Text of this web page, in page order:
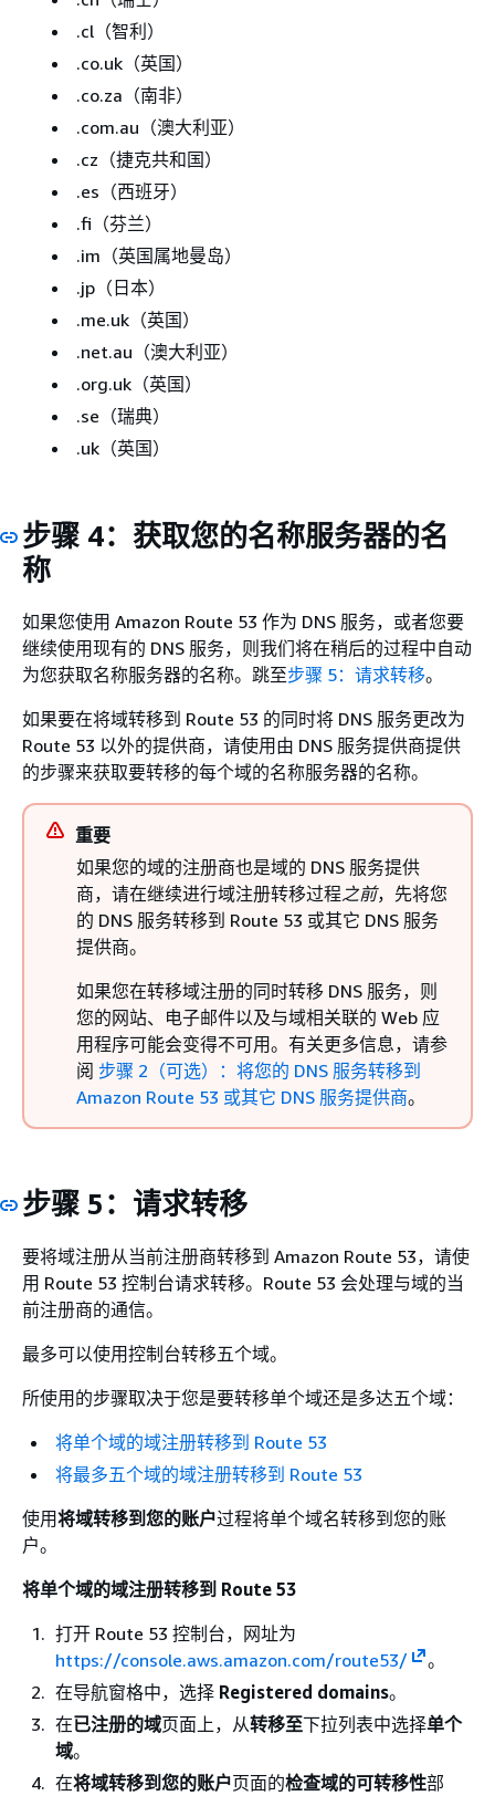
.cl（智利）
.co.uk（英国）
.co.za（南非）
.com.au（澳大利亚）
.cz（捷克共和国）
.es（西班牙）
.fi（芬兰）
.im（英国属地曼岛）
.jp（日本）
.me.uk（英国）
.net.au（澳大利亚）
.org.uk（英国）
.se（瑞典）
.uk（英国）
步骤 4：获取您的名称服务器的名
称
如果您使用 Amazon Route 53 作为 DNS 服务，或者您要
继续使用现有的 DNS 服务，则我们将在稍后的过程中自动
为您获取名称服务器的名称。跳至步骤 5：请求转移。
如果要在将域转移到 Route 53 的同时将 DNS 服务更改为
Route 53 以外的提供商，请使用由 DNS 服务提供商提供
的步骤来获取要转移的每个域的名称服务器的名称。
重要
如果您的域的注册商也是域的 DNS 服务提供
商，请在继续进行域注册转移过程之前，先将您
的 DNS 服务转移到 Route 53 或其它 DNS 服务
提供商。
如果您在转移域注册的同时转移 DNS 服务，则
您的网站、电子邮件以及与域相关联的 Web 应
用程序可能会变得不可用。有关更多信息，请参
阅 步骤 2（可选）：将您的 DNS 服务转移到
Amazon Route 53 或其它 DNS 服务提供商。
步骤 5：请求转移
要将域注册从当前注册商转移到 Amazon Route 53，请使
用 Route 53 控制台请求转移。Route 53 会处理与域的当
前注册商的通信。
最多可以使用控制台转移五个域。
所使用的步骤取决于您是要转移单个域还是多达五个域：
将单个域的域注册转移到 Route 53
将最多五个域的域注册转移到 Route 53
使用将域转移到您的账户过程将单个域名转移到您的账
户。
将单个域的域注册转移到 Route 53
打开 Route 53 控制台，网址为
https://console.aws.amazon.com/route53/
。
在导航窗格中，选择 Registered domains。
在已注册的域页面上，从转移至下拉列表中选择单个
域。
在将域转移到您的账户页面的检查域的可转移性部